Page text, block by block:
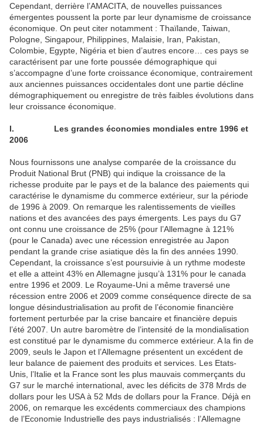
Cependant, derrière l’AMACITA, de nouvelles puissances
émergentes poussent la porte par leur dynamisme de croissance
économique. On peut citer notamment : Thaïlande, Taiwan,
Pologne, Singapour, Philippines, Malaisie, Iran, Pakistan,
Colombie, Egypte, Nigéria et bien d’autres encore… ces pays se
caractérisent par une forte poussée démographique qui
s’accompagne d’une forte croissance économique, contrairement
aux anciennes puissances occidentales dont une partie décline
démographiquement ou enregistre de très faibles évolutions dans
leur croissance économique.
I.
Les grandes économies mondiales entre 1996 et
2006
Nous fournissons une analyse comparée de la croissance du
Produit National Brut (PNB) qui indique la croissance de la
richesse produite par le pays et de la balance des paiements qui
caractérise le dynamisme du commerce extérieur, sur la période
de 1996 à 2009. On remarque les ralentissements de vieilles
nations et des avancées des pays émergents. Les pays du G7
ont connu une croissance de 25% (pour l’Allemagne à 121%
(pour le Canada) avec une récession enregistrée au Japon
pendant la grande crise asiatique dès la fin des années 1990.
Cependant, la croissance s’est poursuivie à un rythme modeste
et elle a atteint 43% en Allemagne jusqu’à 131% pour le canada
entre 1996 et 2009. Le Royaume-Uni a même traversé une
récession entre 2006 et 2009 comme conséquence directe de sa
longue désindustrialisation au profit de l’économie financière
fortement perturbée par la crise bancaire et financière depuis
l’été 2007. Un autre baromètre de l’intensité de la mondialisation
est constitué par le dynamisme du commerce extérieur. A la fin de
2009, seuls le Japon et l’Allemagne présentent un excédent de
leur balance de paiement des produits et services. Les Etats-
Unis, l’Italie et la France sont les plus mauvais commerçants du
G7 sur le marché international, avec les déficits de 378 Mrds de
dollars pour les USA à 52 Mds de dollars pour la France. Déjà en
2006, on remarque les excédents commerciaux des champions
de l’Economie Industrielle des pays industrialisés : l’Allemagne